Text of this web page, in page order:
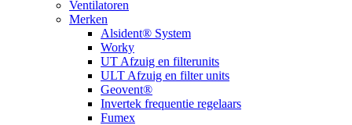
Ventilatoren
Merken
Alsident® System
Worky
UT Afzuig en filterunits
ULT Afzuig en filter units
Geovent®
Invertek frequentie regelaars
Fumex